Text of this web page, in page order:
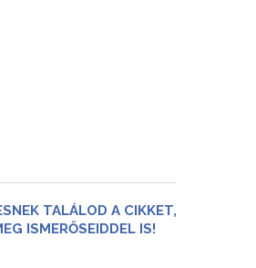
TALÁLOD A CIKKET,
ISMERŐSEIDDEL IS!